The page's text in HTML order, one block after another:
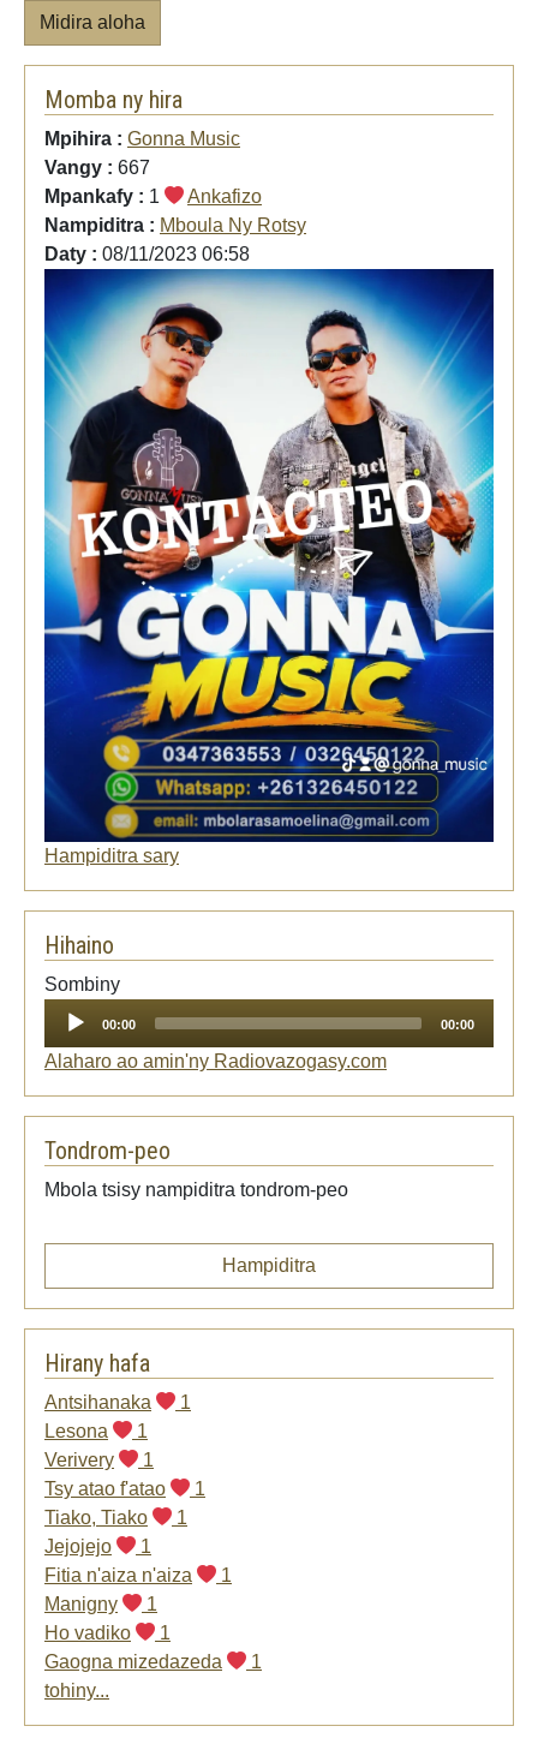
Midira aloha
Momba ny hira
Mpihira : Gonna Music
Vangy : 667
Mpankafy : 1
Ankafizo
Nampiditra : Mboula Ny Rotsy
Daty : 08/11/2023 06:58
Hampiditra sary
Hihaino
SombinyAudio
00:00 00:00
Alaharo ao amin'ny Radiovazogasy.com
Tondrom-peo
Mbola tsisy nampiditra tondrom-peo
Hampiditra
Hirany hafa
Antsihanaka
1
Lesona
1
Verivery
1
Tsy atao f'atao
1
Tiako, Tiako
1
Jejojejo
1
Fitia n'aiza n'aiza
1
Manigny
1
Ho vadiko
1
Gaogna mizedazeda
1
tohiny...